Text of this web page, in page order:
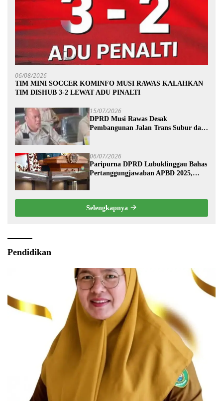
06/08/2026
TIM MINI SOCCER KOMINFO MUSI RAWAS KALAHKAN
TIM DISHUB 3-2 LEWAT ADU PINALTI
15/07/2026
DPRD Musi Rawas Desak
Pembangunan Jalan Trans Subur dan
06/07/2026
Paripurna DPRD Lubuklinggau Bahas
Pertanggungjawaban APBD 2025,
Selengkapnya
Pendidikan